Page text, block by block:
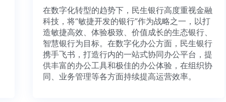
在数字化转型的趋势下，民生银行高度重视金融
科技，将“敏捷开发的银行”作为战略之一，以打
造敏捷高效、体验极致、价值成长的生态银行、
智慧银行为目标。在数字化办公方面，民生银行
携手飞书，打造行内的一站式协同办公平台，提
供丰富的办公工具和极佳的办公体验，在组织协
同、业务管理等各方面持续提高运营效率。